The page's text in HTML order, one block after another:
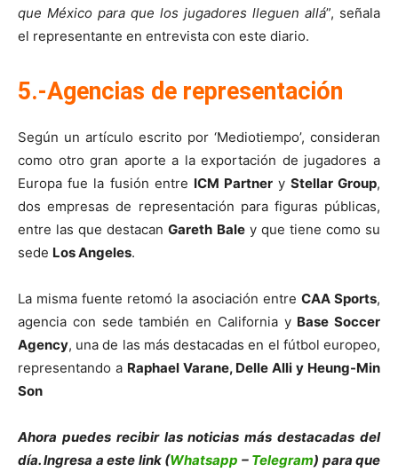
que México para que los jugadores lleguen allá”, señala
el representante en entrevista con este diario.
5.-Agencias de representación
Según un artículo escrito por ‘Mediotiempo’, consideran
como otro gran aporte a la exportación de jugadores a
Europa fue la fusión entre ICM Partner y Stellar Group,
dos empresas de representación para figuras públicas,
entre las que destacanGareth Baley que tiene como su
sede Los Angeles.
La misma fuente retomó la asociación entre CAA Sports,
agencia con sede también en California y Base Soccer
Agency, una de las más destacadas en el fútbol europeo,
representando a Raphael Varane, Delle Alli y Heung-Min
Son
Ahora puedes recibir las noticias más destacadas del
día. Ingresa a este link (Whatsapp – Telegram) para que